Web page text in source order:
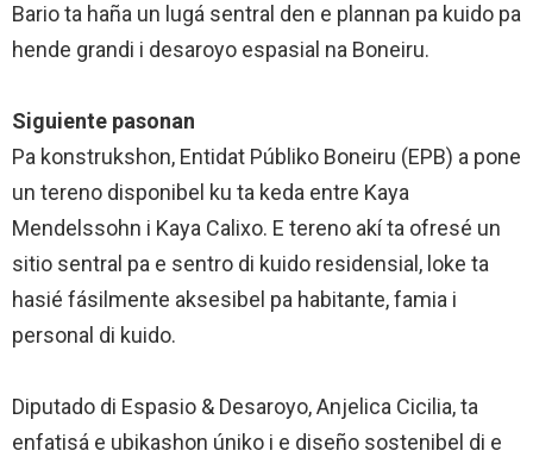
Bario ta haña un lugá sentral den e plannan pa kuido pa
hende grandi i desaroyo espasial na Boneiru.
Siguiente pasonan
Pa konstrukshon, Entidat Públiko Boneiru (EPB) a pone
un tereno disponibel ku ta keda entre Kaya
Mendelssohn i Kaya Calixo. E tereno akí ta ofresé un
sitio sentral pa e sentro di kuido residensial, loke ta
hasié fásilmente aksesibel pa habitante, famia i
personal di kuido.
Diputado di Espasio & Desaroyo, Anjelica Cicilia, ta
enfatisá e ubikashon úniko i e diseño sostenibel di e